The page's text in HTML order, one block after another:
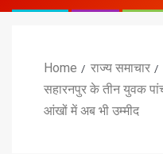
Home राज्य समाचार
सहारनपुर के तीन युवक
आंखों में अब भी उम्मीद